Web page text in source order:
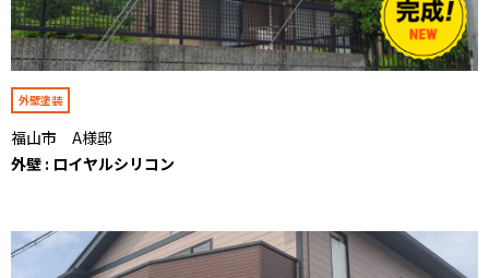
外壁塗装
福山市 A様邸
外壁 : ロイヤルシリコン